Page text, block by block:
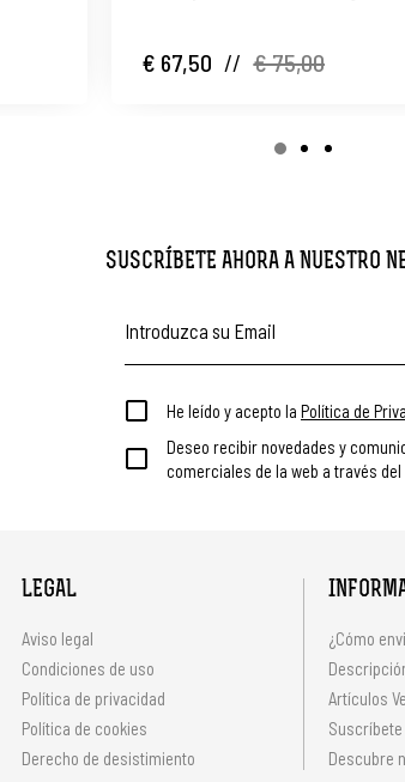
€ 67,50 // € 75,00
SUSCRÍBETE AHORA A NUESTRO
He leído y acepto la Política de
Deseo recibir novedades y
comerciales de la web a través
LEGAL
Aviso legal
Condiciones de uso
Política de privacidad
Política de cookies
Derecho de desistimiento
¿Cómo
Artículos
Descubre